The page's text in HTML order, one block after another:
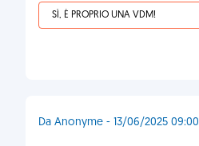
SÌ, È PROPRIO UNA VDM!
Da Anonyme - 13/06/2025 09:00